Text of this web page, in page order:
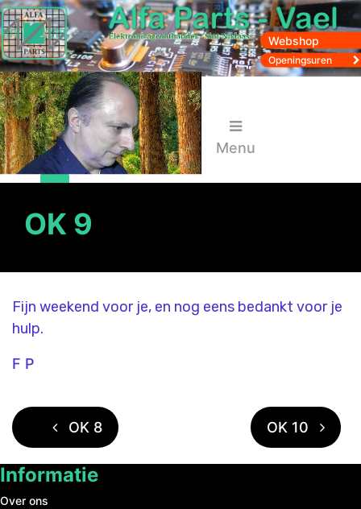
Webshop
Openingsuren
Menu
OK 9
Fijn weekend voor je, en nog eens bedankt voor je
hulp.
F P
Bericht Navigatie
OK 8 OK 10
Informatie
Over ons